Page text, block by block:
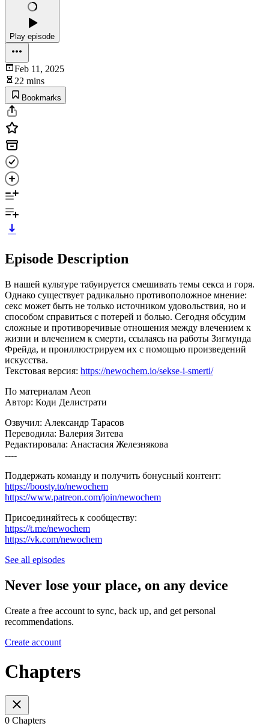
Play episode
Feb 11, 2025
22 mins
Bookmarks
Episode Description
В нашей культуре табуируется смешивать темы секса и горя.
Однако существует радикально противоположное мнение:
секс может быть не только источником удовольствия, но и
способом справиться с потерей и болью. Сегодня обсудим
сложные и противоречивые отношения между влечением к
жизни и влечением к смерти, ссылаясь на работы Зигмунда
Фрейда, и проиллюстрируем их с помощью произведений
искусства.
Текстовая версия: https://newochem.io/sekse-i-smerti/
По материалам Aeon
Автор: Коди Делистрати
Озвучил: Александр Тарасов
Переводила: Валерия Зитева
Редактировала: Анастасия Железнякова
----
Поддержать команду и получить бонусный контент:
https://boosty.to/newochem
https://www.patreon.com/join/newochem
Присоединяйтесь к сообществу:
https://t.me/newochem
https://vk.com/newochem
See all episodes
Never lose your place, on any device
Create a free account to sync, back up, and get personal
recommendations.
Create account
Chapters
0 Chapters